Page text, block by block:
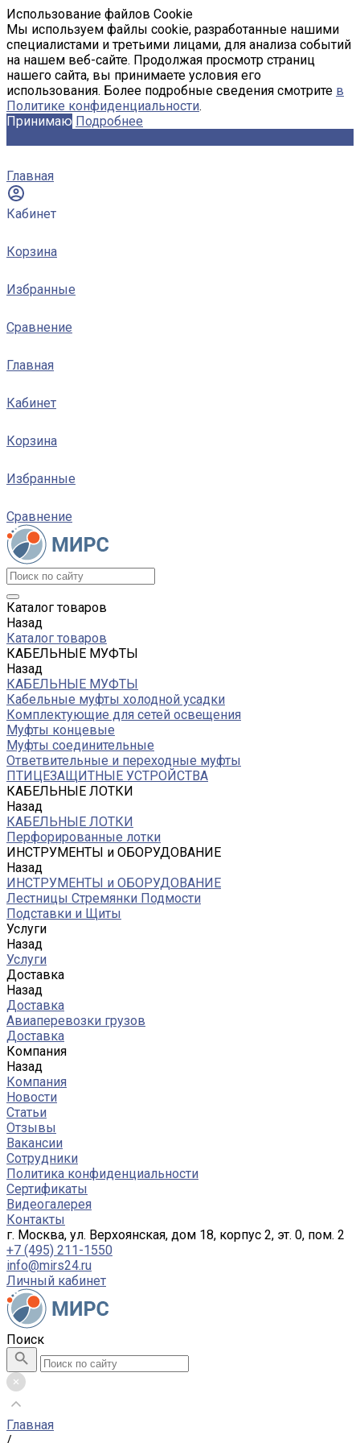
Использование файлов Cookie
Мы используем файлы cookie, разработанные нашими
специалистами и третьими лицами, для анализа событий
на нашем веб-сайте. Продолжая просмотр страниц
нашего сайта, вы принимаете условия его
использования. Более подробные сведения смотрите в
Политике конфиденциальности.
Принимаю Подробнее
Главная
Кабинет
Корзина
Избранные
Сравнение
Главная
Кабинет
Корзина
Избранные
Сравнение
Каталог товаров
Назад
Каталог товаров
КАБЕЛЬНЫЕ МУФТЫ
Назад
КАБЕЛЬНЫЕ МУФТЫ
Кабельные муфты холодной усадки
Комплектующие для сетей освещения
Муфты концевые
Муфты соединительные
Ответвительные и переходные муфты
ПТИЦЕЗАЩИТНЫЕ УСТРОЙСТВА
КАБЕЛЬНЫЕ ЛОТКИ
Назад
КАБЕЛЬНЫЕ ЛОТКИ
Перфорированные лотки
ИНСТРУМЕНТЫ и ОБОРУДОВАНИЕ
Назад
ИНСТРУМЕНТЫ и ОБОРУДОВАНИЕ
Лестницы Стремянки Подмости
Подставки и Щиты
Услуги
Назад
Услуги
Доставка
Назад
Доставка
Авиаперевозки грузов
Доставка
Компания
Назад
Компания
Новости
Статьи
Отзывы
Вакансии
Сотрудники
Политика конфиденциальности
Сертификаты
Видеогалерея
Контакты
г. Москва, ул. Верхоянская, дом 18, корпус 2, эт. 0, пом. 2
+7 (495) 211-1550
info@mirs24.ru
Личный кабинет
Поиск
Главная